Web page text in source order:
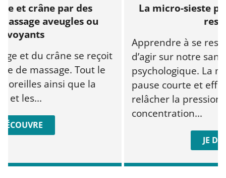
crâne par des
aveugles ou
du crâne se reçoit
Tout le
ainsi que la
La micro-sieste pour
Apprendre à se
d’agir sur notre santé
psychologique. La micro-
pause courte et efficace
relâcher la pression,
concentration...
JE